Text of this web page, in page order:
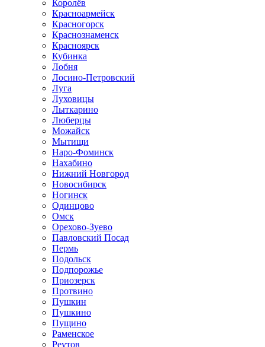
Королёв
Красноармейск
Красногорск
Краснознаменск
Красноярск
Кубинка
Лобня
Лосино-Петровский
Луга
Луховицы
Лыткарино
Люберцы
Можайск
Мытищи
Наро-Фоминск
Нахабино
Нижний Новгород
Новосибирск
Ногинск
Одинцово
Омск
Орехово-Зуево
Павловский Посад
Пермь
Подольск
Подпорожье
Приозерск
Протвино
Пушкин
Пушкино
Пущино
Раменское
Реутов